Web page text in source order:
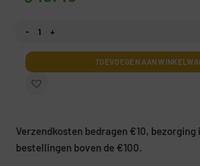
TOEVOEGEN AAN
Verzendkosten bedragen €10, bezorging
bestellingen boven de €100.